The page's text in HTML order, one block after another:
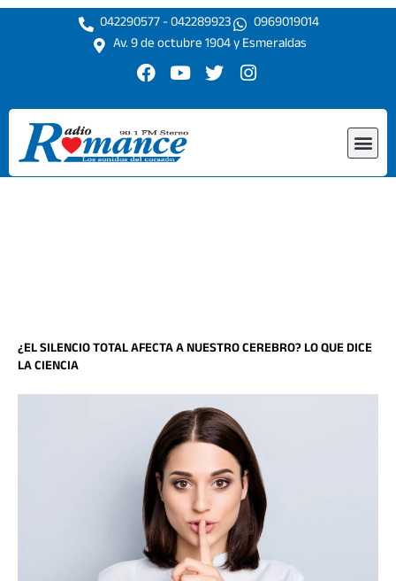
Ir
042290577 - 042289923
0969019014
Av. 9 de octubre 1904 y Esmeraldas
F
c
e
b
o
o
Y
u
t
u
b
e
T
i
r
I
s
r
¿EL SILENCIO TOTAL AFECTA A NUESTRO CEREBRO? LO QUE DICE
LA CIENCIA